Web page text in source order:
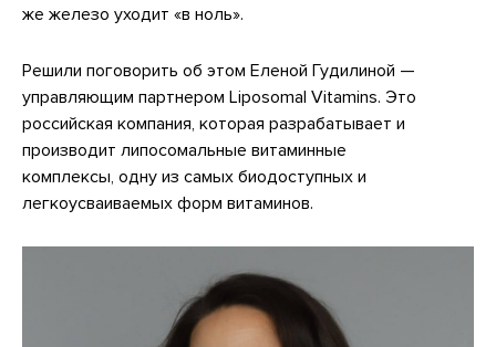
же железо уходит «в ноль».
Решили поговорить об этом Еленой Гудилиной —
управляющим партнером Liposomal Vitamins. Это
российская компания, которая разрабатывает и
производит липосомальные витаминные
комплексы, одну из самых биодоступных и
легкоусваиваемых форм витаминов.